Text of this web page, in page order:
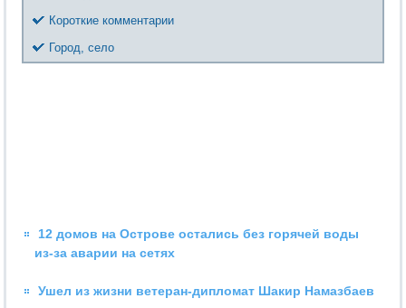
Короткие комментарии
Город, село
12 домов на Острове остались без горячей воды
из-за аварии на сетях
Ушел из жизни ветеран-дипломат Шакир Намазбаев